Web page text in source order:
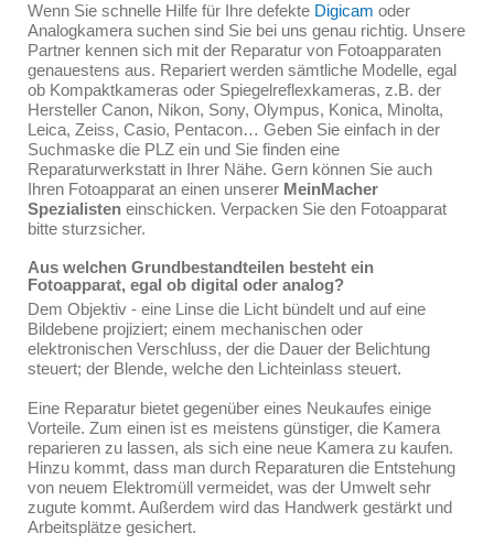
Wenn Sie schnelle Hilfe für Ihre defekte Digicam oder
Analogkamera suchen sind Sie bei uns genau richtig. Unsere
Partner kennen sich mit der Reparatur von Fotoapparaten
genauestens aus. Repariert werden sämtliche Modelle, egal
ob Kompaktkameras oder Spiegelreflexkameras, z.B. der
Hersteller Canon, Nikon, Sony, Olympus, Konica, Minolta,
Leica, Zeiss, Casio, Pentacon… Geben Sie einfach in der
Suchmaske die PLZ ein und Sie finden eine
Reparaturwerkstatt in Ihrer Nähe. Gern können Sie auch
Ihren Fotoapparat an einen unserer MeinMacher
Spezialisten einschicken. Verpacken Sie den Fotoapparat
bitte sturzsicher.
Aus welchen Grundbestandteilen besteht ein
Fotoapparat, egal ob digital oder analog?
Dem Objektiv - eine Linse die Licht bündelt und auf eine
Bildebene projiziert; einem mechanischen oder
elektronischen Verschluss, der die Dauer der Belichtung
steuert; der Blende, welche den Lichteinlass steuert.
Eine Reparatur bietet gegenüber eines Neukaufes einige
Vorteile. Zum einen ist es meistens günstiger, die Kamera
reparieren zu lassen, als sich eine neue Kamera zu kaufen.
Hinzu kommt, dass man durch Reparaturen die Entstehung
von neuem Elektromüll vermeidet, was der Umwelt sehr
zugute kommt. Außerdem wird das Handwerk gestärkt und
Arbeitsplätze gesichert.